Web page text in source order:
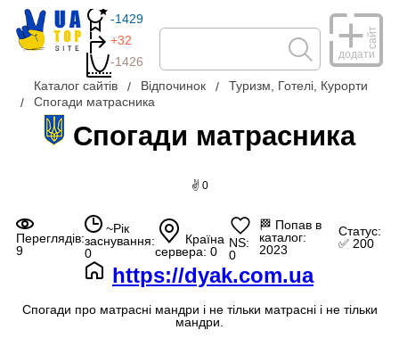
-1429
+32
-1426
додати
сайт
Каталог сайтів Відпочинок
Туризм, Готелі, Курорти
Спогади матрасника
Спогади матрасника
✌ 0
Переглядів:
9
~Рік
заснування:
0
Країна
сервера: 0
NS:
0
🏁 Попав в
каталог:
2023
Статус:
✅ 200
https://dyak.com.ua
Спогади про матрасні мандри і не тільки матрасні і не тільки
мандри.